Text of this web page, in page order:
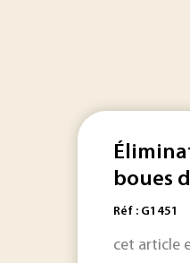
boues
Réf : G1451
cet article